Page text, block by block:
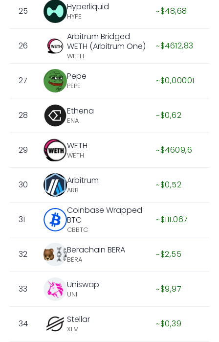
25 Hyperliquid
HYPE ~$48,68
26
Arbitrum Bridged
WETH (Arbitrum One)
WETH
~$4612,83
27 Pepe
PEPE ~$0,00001
28 Ethena
ENA ~$0,62
29 WETH
WETH ~$4609,6
30 Arbitrum
ARB ~$0,52
31
Coinbase Wrapped
BTC
CBBTC
~$111.067
32 Berachain BERA
BERA ~$2,55
33 Uniswap
UNI ~$9,97
34 Stellar
XLM ~$0,39